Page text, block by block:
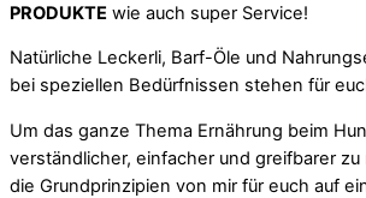
PRODUKTE wie auch super Service!
Natürliche Leckerli, Barf-Öle und
bei speziellen Bedürfnissen stehen für
Um das ganze Thema Ernährung beim
verständlicher, einfacher und greifbarer
die Grundprinzipien von mir für euch auf